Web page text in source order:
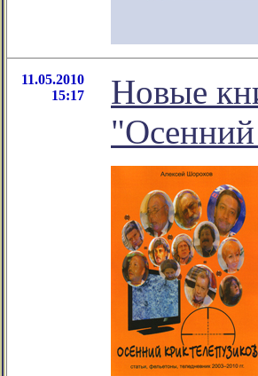
11.05.2010
15:17
Новые
"Осенний